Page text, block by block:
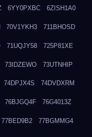
6YY0PXBC 6ZISH1A0
70V1YKH3 711BHOSD
71UQJY58 725P81XE
73IDZEWO 73UTNHIP
74DPJX4S 74DVDXRM
76BJGQ4F 76G4013Z
77BED9B2 77BGMMG4